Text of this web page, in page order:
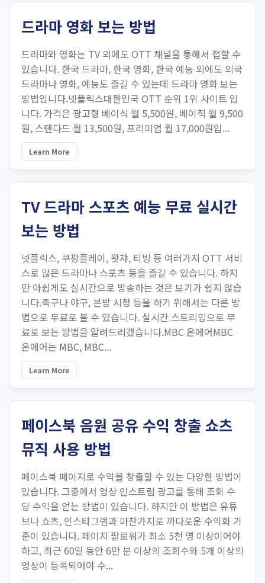
드라마 영화 보는 방법
드라마와 영화는 TV 외에도 OTT 채널을 통해서 접할 수
있습니다. 한국 드라마, 한국 영화, 한국 예능 외에도 외국
드라마나 영화, 예능도 즐길 수 있는데 드라마 영화 보는
방법입니다.넷플릭스대한민국 OTT 순위 1위 사이트 입
니다. 가격은 광고형 베이식 월 5,500원, 베이직 월 9,500
원, 스탠다드 월 13,500원, 프리미엄 월 17,000원입...
Learn More
TV 드라마 스포츠 예능 무료 실시간
보는 방법
넷플릭스, 쿠팡플레이, 왓챠, 티빙 등 여러가지 OTT 서비
스로 많은 드라마나 스포츠 등을 즐길 수 있습니다. 하지
만 아쉽게도 실시간으로 방송하는 것은 보기가 쉽지 않습
니다.축구나 야구, 본방 시청 등을 하기 위해서는 다른 방
법으로 무료로 볼 수 있습니다. 실시간 스트리밍으로 무
료로 보는 방법을 알려드리겠습니다.MBC 온에어MBC
온에어는 MBC, MBC...
Learn More
페이스북 음원 공유 수익 창출 쇼츠
뮤직 사용 방법
페이스북 페이지로 수익을 창출할 수 있는 다양한 방법이
있습니다. 그중에서 영상 인스트림 광고를 통해 조회 수
당 수익을 얻는 방법이 있습니다. 하지만 이 방법은 유튜
브나 쇼츠, 인스타그램과 마찬가지로 까다로운 수익화 기
준이 있습니다. 페이지 팔로워가 최소 5천 명 이상이어야
하고, 최근 60일 동안 6만 분 이상의 조회수와 5개 이상의
영상이 등록되어야 수...